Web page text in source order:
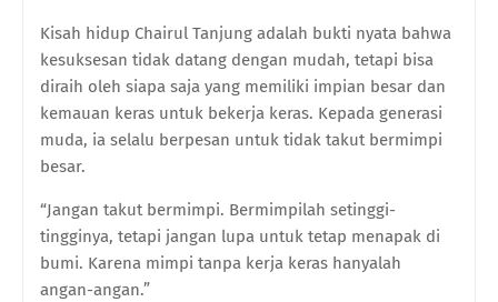
Kisah hidup Chairul Tanjung adalah bukti nyata bahwa
kesuksesan tidak datang dengan mudah, tetapi bisa
diraih oleh siapa saja yang memiliki impian besar dan
kemauan keras untuk bekerja keras. Kepada generasi
muda, ia selalu berpesan untuk tidak takut bermimpi
besar.
“Jangan takut bermimpi. Bermimpilah setinggi-
tingginya, tetapi jangan lupa untuk tetap menapak di
bumi. Karena mimpi tanpa kerja keras hanyalah
angan-angan.”